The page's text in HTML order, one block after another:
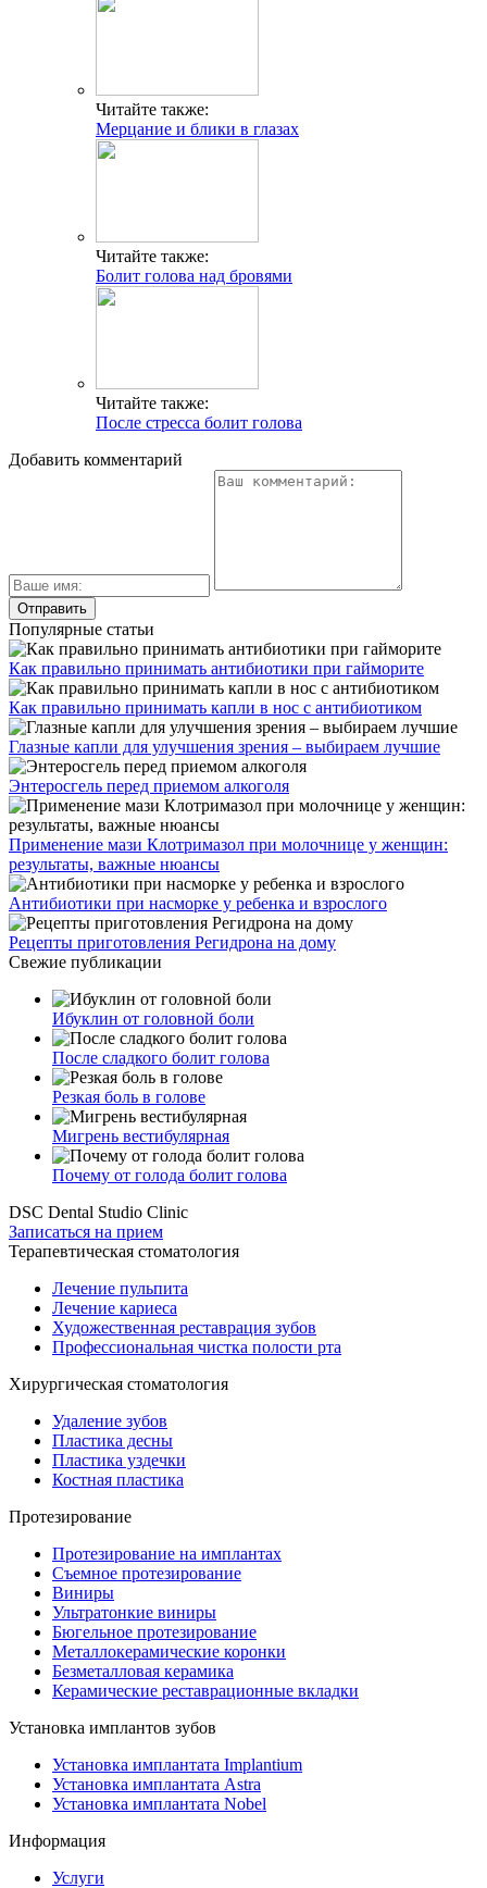
Читайте также:
Мерцание и блики в глазах
Читайте также:
Болит голова над бровями
Читайте также:
После стресса болит голова
Добавить комментарий
Популярные статьи
Как правильно принимать антибиотики при гайморите
Как правильно принимать капли в нос с антибиотиком
Глазные капли для улучшения зрения – выбираем лучшие
Энтеросгель перед приемом алкоголя
Применение мази Клотримазол при молочнице у женщин:
результаты, важные нюансы
Антибиотики при насморке у ребенка и взрослого
Рецепты приготовления Регидрона на дому
Свежие публикации
Ибуклин от головной боли
После сладкого болит голова
Резкая боль в голове
Мигрень вестибулярная
Почему от голода болит голова
DSC Dental Studio Clinic
Записаться на прием
Терапевтическая стоматология
Лечение пульпита
Лечение кариеса
Художественная реставрация зубов
Профессиональная чистка полости рта
Хирургическая стоматология
Удаление зубов
Пластика десны
Пластика уздечки
Костная пластика
Протезирование
Протезирование на имплантах
Съемное протезирование
Виниры
Ультратонкие виниры
Бюгельное протезирование
Металлокерамические коронки
Безметалловая керамика
Керамические реставрационные вкладки
Установка имплантов зубов
Установка имплантата Implantium
Установка имплантата Astra
Установка имплантата Nobel
Информация
Услуги